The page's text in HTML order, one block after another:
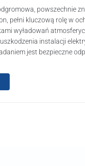
powszechnie
pełni kluczową rolę w
wyładowań
instalacji
jest bezpieczne